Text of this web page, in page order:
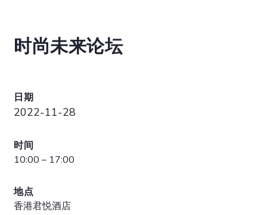
时尚未来论坛
日期
2022-11-28
时间
10:00 – 17:00
地点
香港君悦酒店